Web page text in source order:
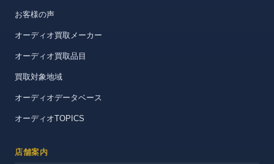
お客様の声
オーディオ買取メーカー
オーディオ買取品目
買取対象地域
オーディオデータベース
オーディオTOPICS
店舗案内